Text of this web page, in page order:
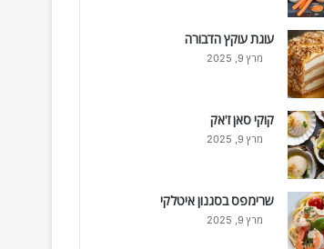
עוגת עוקץ הדבורה
מרץ 9, 2025
קוקי סאן ז'אק
מרץ 9, 2025
שרימפס בסגנון איטלקי
מרץ 9, 2025